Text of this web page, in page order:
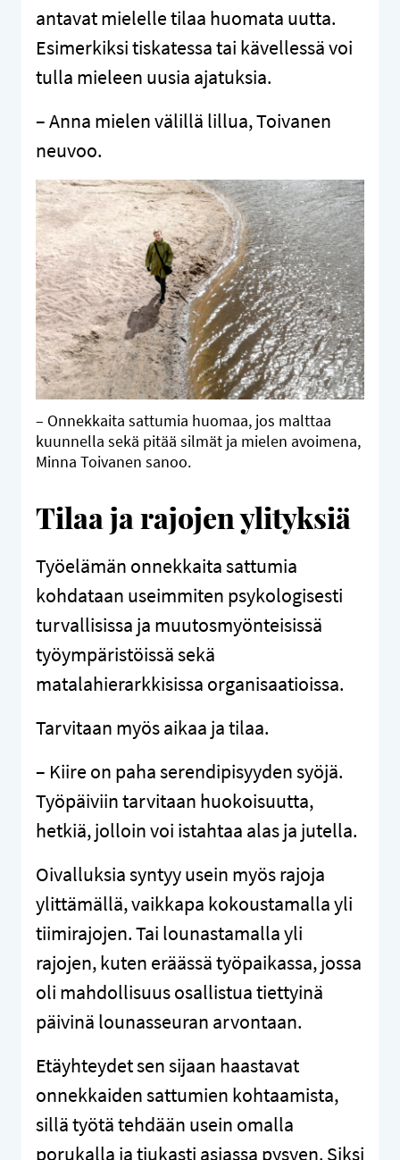
antavat mielelle tilaa huomata uutta.
Esimerkiksi tiskatessa tai kävellessä voi
tulla mieleen uusia ajatuksia.
– Anna mielen välillä lillua, Toivanen
neuvoo.
– Onnekkaita sattumia huomaa, jos malttaa
kuunnella sekä pitää silmät ja mielen avoimena,
Minna Toivanen sanoo.
Tilaa ja rajojen ylityksiä
Työelämän onnekkaita sattumia
kohdataan useimmiten psykologisesti
turvallisissa ja muutosmyönteisissä
työympäristöissä sekä
matalahierarkkisissa organisaatioissa.
Tarvitaan myös aikaa ja tilaa.
– Kiire on paha serendipisyyden syöjä.
Työpäiviin tarvitaan huokoisuutta,
hetkiä, jolloin voi istahtaa alas ja jutella.
Oivalluksia syntyy usein myös rajoja
ylittämällä, vaikkapa kokoustamalla yli
tiimirajojen. Tai lounastamalla yli
rajojen, kuten eräässä työpaikassa, jossa
oli mahdollisuus osallistua tiettyinä
päivinä lounasseuran arvontaan.
Etäyhteydet sen sijaan haastavat
onnekkaiden sattumien kohtaamista,
sillä työtä tehdään usein omalla
porukalla ja tiukasti asiassa pysyen. Siksi